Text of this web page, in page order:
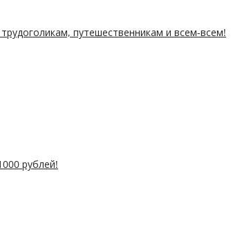
путешественникам и всем-всем!
рублей!